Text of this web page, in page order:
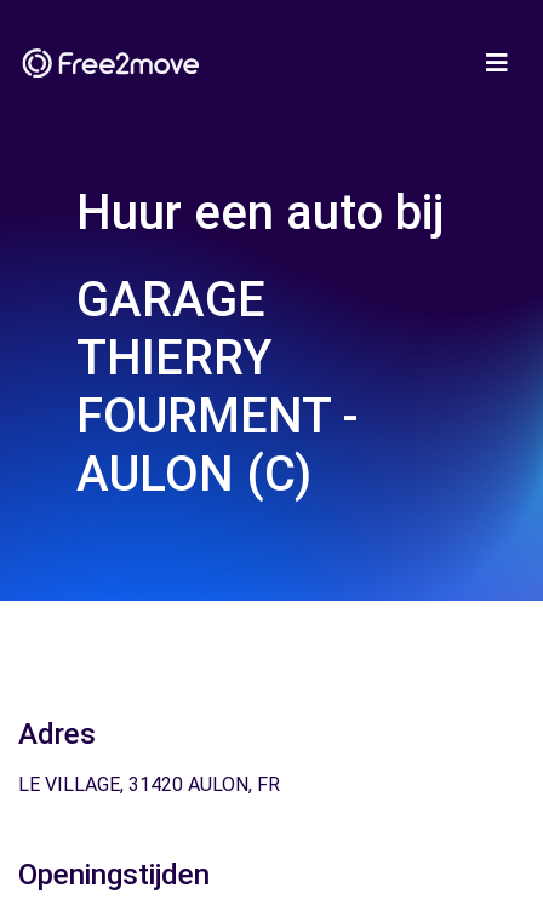
Huur een auto bij
GARAGE
THIERRY
FOURMENT -
AULON (C)
Adres
LE VILLAGE, 31420 AULON, FR
Openingstijden